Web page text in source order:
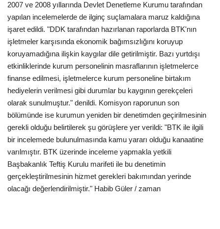
2007 ve 2008 yıllarında Devlet Denetleme Kurumu tarafından
yapılan incelemelerde de ilginç suçlamalara maruz kaldığına
işaret edildi. "DDK tarafından hazırlanan raporlarda BTK'nın
işletmeler karşısında ekonomik bağımsızlığını koruyup
koruyamadığına ilişkin kaygılar dile getirilmiştir. Bazı yurtdışı
etkinliklerinde kurum personelinin masraflarının işletmelerce
finanse edilmesi, işletmelerce kurum personeline birtakım
hediyelerin verilmesi gibi durumlar bu kaygının gerekçeleri
olarak sunulmuştur." denildi. Komisyon raporunun son
bölümünde ise kurumun yeniden bir denetimden geçirilmesinin
gerekli olduğu belirtilerek şu görüşlere yer verildi: "BTK ile ilgili
bir incelemede bulunulmasında kamu yararı olduğu kanaatine
varılmıştır. BTK üzerinde inceleme yapmakla yetkili
Başbakanlık Teftiş Kurulu marifeti ile bu denetimin
gerçekleştirilmesinin hizmet gerekleri bakımından yerinde
olacağı değerlendirilmiştir." Habib Güler / zaman